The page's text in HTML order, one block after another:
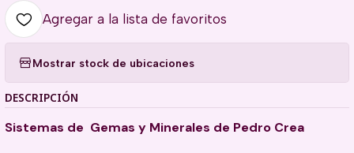
Agregar a la lista de favoritos
Mostrar stock de ubicaciones
DESCRIPCIÓN
Sistemas de Gemas y Minerales de Pedro Crea